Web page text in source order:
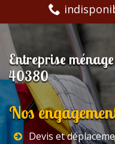
Entreprise
40380
Nos
Devis et